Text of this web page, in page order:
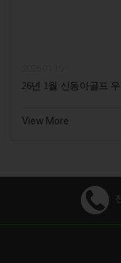
26년 1월 신동아골프
View More
전